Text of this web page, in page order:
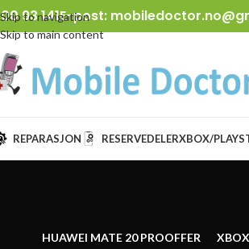
Skip to navigation
Skip to main content
93 141E-post:
REPARASJON RESERVEDELERXBOX/
HUAWEI MATE 20 PROOFFER